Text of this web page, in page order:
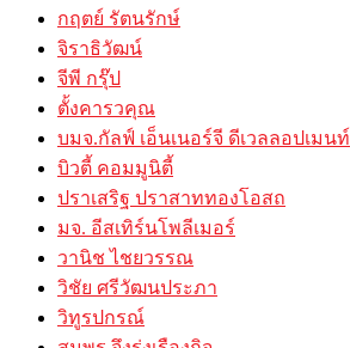
กฤตย์ รัตนรักษ์
จิราธิวัฒน์
จีพี กรุ๊ป
ตั้งคารวคุณ
บมจ.กัลฟ์ เอ็นเนอร์จี ดีเวลลอปเมนท์
บิวตี้ คอมมูนิตี้
ปราเสริฐ ปราสาททองโอสถ
มจ. อีสเทิร์นโพลีเมอร์
วานิช ไชยวรรณ
วิชัย ศรีวัฒนประภา
วิทูรปกรณ์